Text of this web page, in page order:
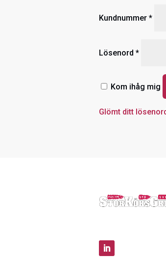
Kundnummer *
Lösenord *
Kom ihåg mig
Glömt ditt